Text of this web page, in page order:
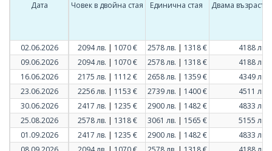
Дата
02.06.2026
09.06.2026
16.06.2026
23.06.2026
30.06.2026
25.08.2026
01.09.2026
Човек в двойна стая Единична стая Двама
2094 лв. | 1070 € 2578 лв. | 1318 € 4188 лв.
2094 лв. | 1070 € 2578 лв. | 1318 € 4188 лв.
2175 лв. | 1112 € 2658 лв. | 1359 € 4349 лв.
2256 лв. | 1153 € 2739 лв. | 1400 € 4511 лв.
2417 лв. | 1235 € 2900 лв. | 1482 € 4833 лв.
2578 лв. | 1318 € 3061 лв. | 1565 € 5155 лв.
2417 лв. | 1235 € 2900 лв. | 1482 € 4833 лв.